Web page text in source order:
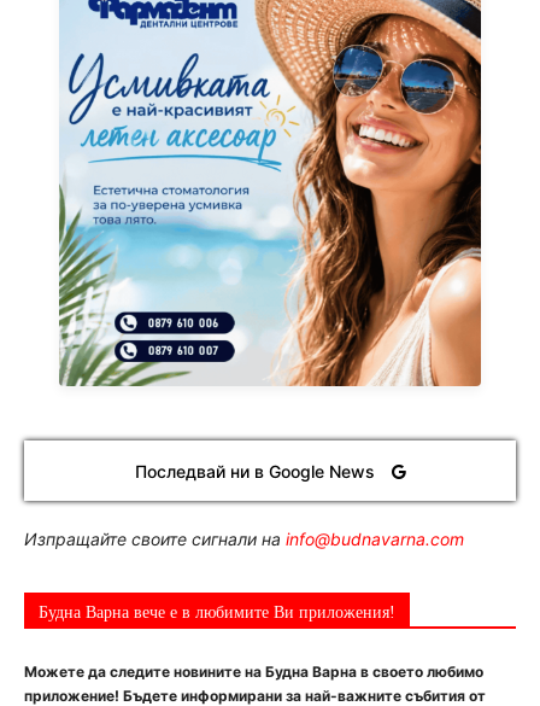
Последвай ни в Google News
Изпращайте своите сигнали на info@budnavarna.com
Будна Варна вече е в любимите Ви приложения!
Можете да следите новините на Будна Варна в своето любимо
приложение! Бъдете информирани за най-важните събития от